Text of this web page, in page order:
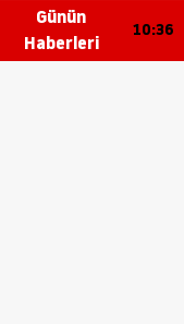
Günün
Haberleri
10:36